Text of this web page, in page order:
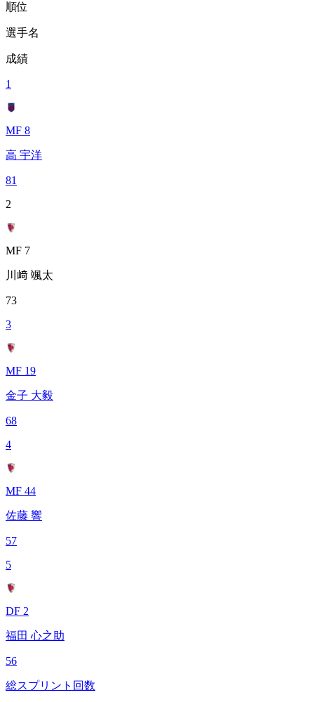
順位
選手名
成績
1
MF 8
高 宇洋
81
2
MF 7
川﨑 颯太
73
3
MF 19
金子 大毅
68
4
MF 44
佐藤 響
57
5
DF 2
福田 心之助
56
総スプリント回数